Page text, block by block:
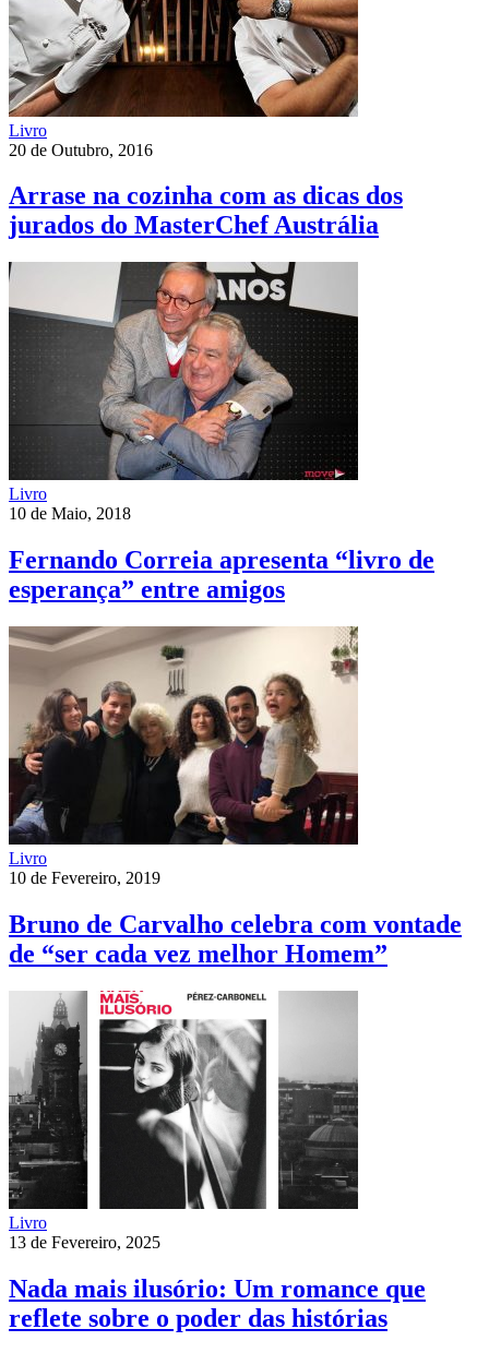
Livro
20 de Outubro, 2016
Arrase na cozinha com as dicas dos
jurados do MasterChef Austrália
Livro
10 de Maio, 2018
Fernando Correia apresenta “livro de
esperança” entre amigos
Livro
10 de Fevereiro, 2019
Bruno de Carvalho celebra com vontade
de “ser cada vez melhor Homem”
Livro
13 de Fevereiro, 2025
Nada mais ilusório: Um romance que
reflete sobre o poder das histórias